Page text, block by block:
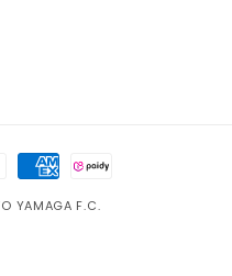
YAMAGA F.C.